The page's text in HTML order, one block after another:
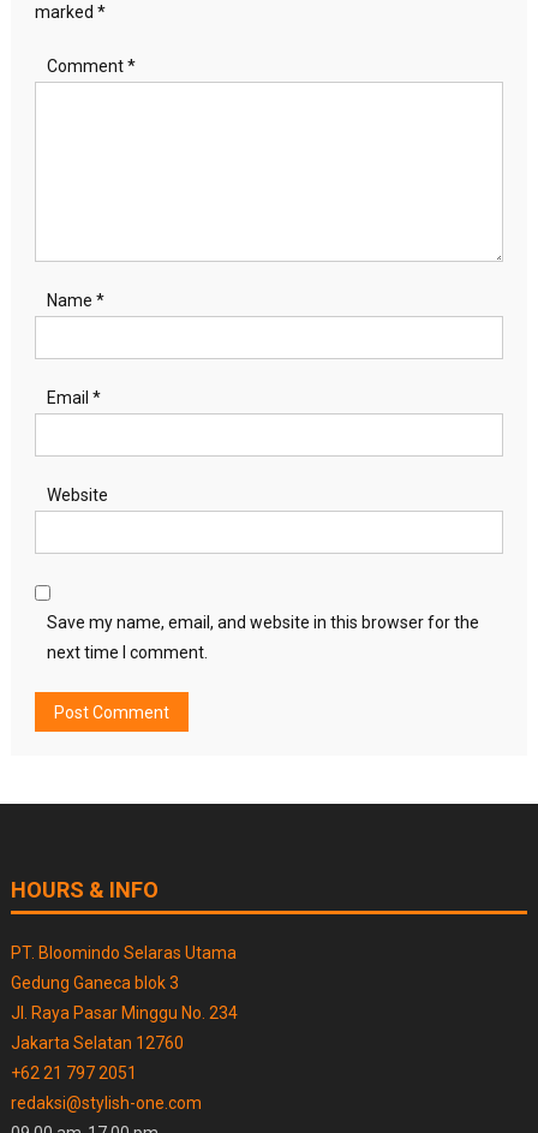
marked *
Comment*
Name *
Email *
Website
Save my name, email, and website in this browser for the
next time I comment.
HOURS & INFO
PT. Bloomindo Selaras Utama
Gedung Ganeca blok 3
Jl. Raya Pasar Minggu No. 234
Jakarta Selatan 12760
+62 21 797 2051
redaksi@stylish-one.com